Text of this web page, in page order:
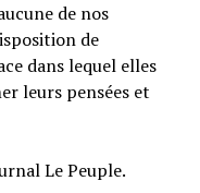
de nos
de
dans lequel elles
leurs pensées et
Le Peuple.